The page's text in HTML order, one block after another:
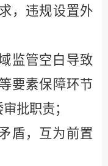
，违规设置外
监管空白导致
要素保障环节
批职责；
盾，互为前置